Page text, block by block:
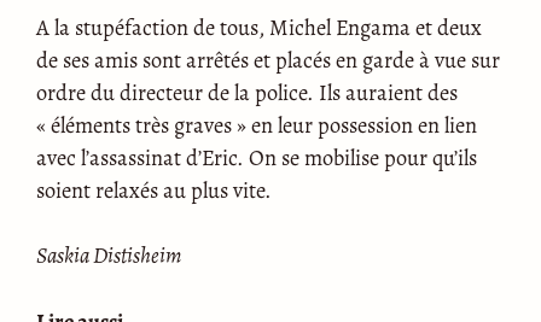
A la stupéfaction de tous, Michel Engama et deux
de ses amis sont arrêtés et placés en garde à vue sur
ordre du directeur de la police. Ils auraient des
« éléments très graves » en leur possession en lien
avec l’assassinat d’Eric. On se mobilise pour qu’ils
soient relaxés au plus vite.
Saskia Distisheim